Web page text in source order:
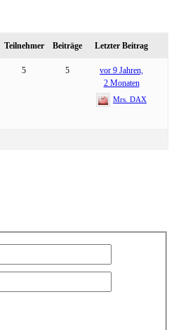
Teilnehmer Beiträge Letzter Beitrag
5 5
vor 9 Jahren,
2 Monaten
Mrs. DAX